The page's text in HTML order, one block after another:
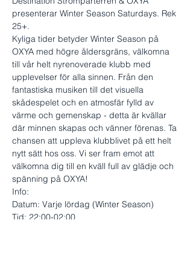
presenterar Winter Season Saturdays. Rek
25+.
Kyliga tider betyder Winter Season på
OXYA med högre åldersgräns, välkomna
till vår helt nyrenoverade klubb med
upplevelser för alla sinnen. Från den
fantastiska musiken till det visuella
skådespelet och en atmosfär fylld av
värme och gemenskap - detta är kvällar
där minnen skapas och vänner förenas. Ta
chansen att uppleva klubblivet på ett helt
nytt sätt hos oss. Vi ser fram emot att
välkomna dig till en kväll full av glädje och
spänning på OXYA!
Info:
Datum: Varje lördag (Winter Season)
Tid: 22:00-02:00